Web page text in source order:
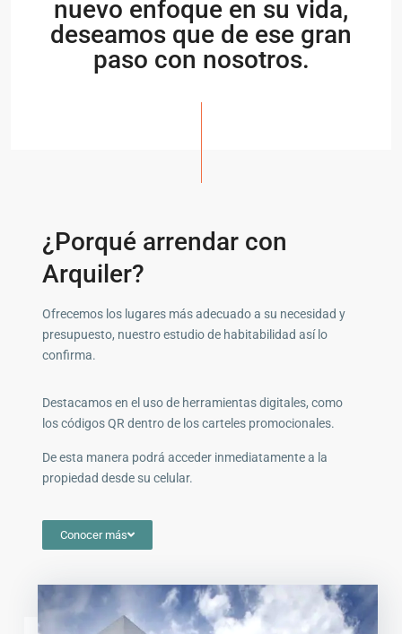
nuevo enfoque en su vida,
deseamos que de ese gran
paso con nosotros.
¿Porqué arrendar con
Arquiler?
Ofrecemos los lugares más adecuado a su necesidad y
presupuesto, nuestro estudio de habitabilidad así lo
confirma.
Destacamos en el uso de herramientas digitales, como
los códigos QR dentro de los carteles promocionales.
De esta manera podrá acceder inmediatamente a la
propiedad desde su celular.
Conocer más